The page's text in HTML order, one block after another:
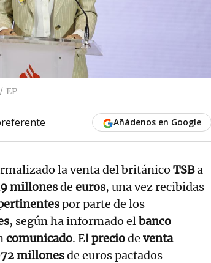
EP
Añádenos en Google
la venta del británico TSBa
millonesde euros, una vez recibidas
por parte de los
, según ha informado elbanco
comunicado. Elpreciode venta
millonesde euros pactados